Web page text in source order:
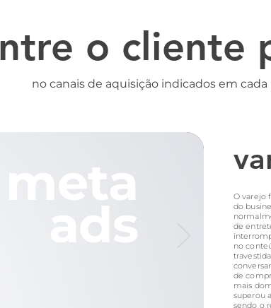
o cliente
no canais de aquisição indicados em cada
meta
ads
O varejo
do
de
no
de
mais
superou
sendo o